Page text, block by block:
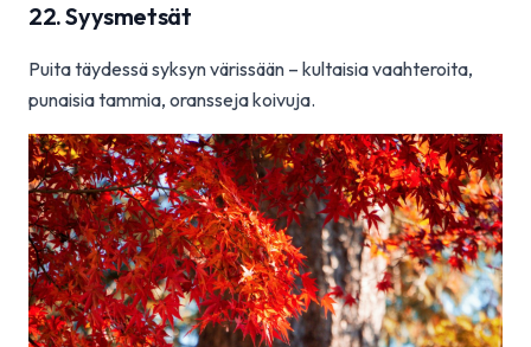
22. Syysmetsät
Puita täydessä syksyn värissään – kultaisia vaahteroita,
punaisia tammia, oransseja koivuja.